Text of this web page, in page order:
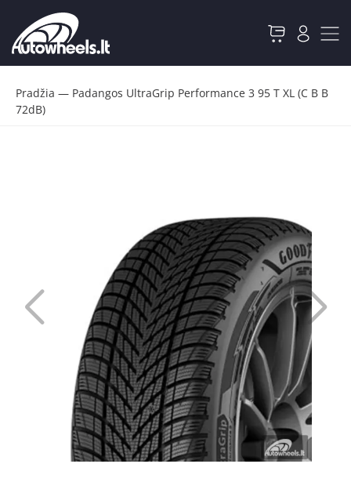
Pradžia — Padangos UltraGrip Performance 3 95 T XL (C B B
72dB)